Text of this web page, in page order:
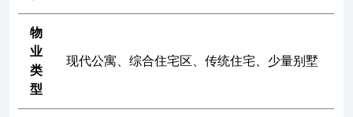
物
业
类
型
现代公寓、综合住宅区、传统住宅、少量别墅